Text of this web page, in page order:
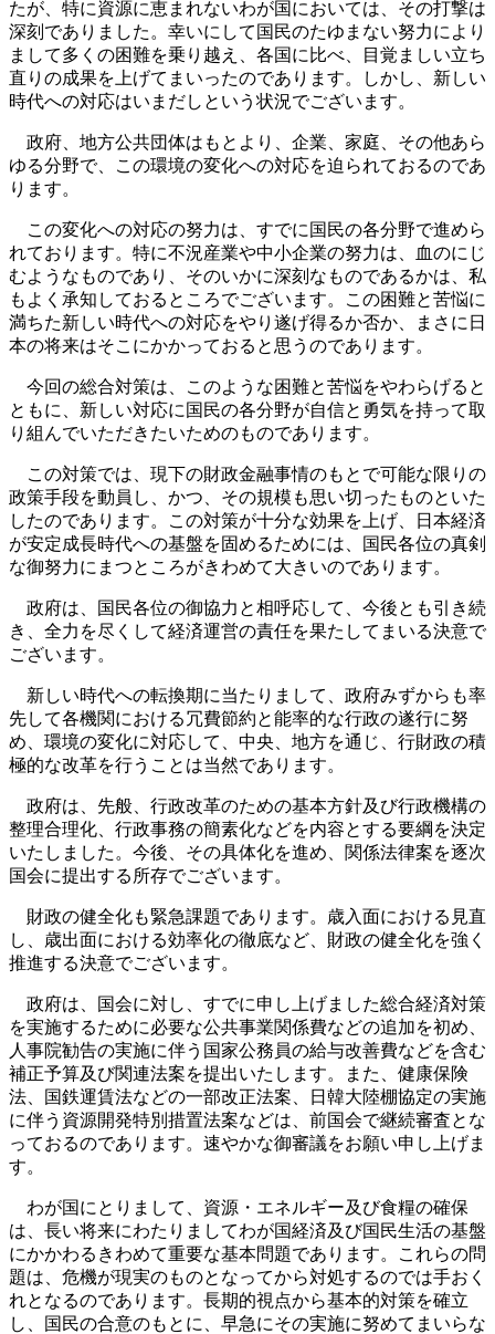
たが、特に資源に恵まれないわが国においては、その打撃は
深刻でありました。幸いにして国民のたゆまない努力により
まして多くの困難を乗り越え、各国に比べ、目覚ましい立ち
直りの成果を上げてまいったのであります。しかし、新しい
時代への対応はいまだしという状況でございます。
政府、地方公共団体はもとより、企業、家庭、その他あら
ゆる分野で、この環境の変化への対応を迫られておるのであ
ります。
この変化への対応の努力は、すでに国民の各分野で進めら
れております。特に不況産業や中小企業の努力は、血のにじ
むようなものであり、そのいかに深刻なものであるかは、私
もよく承知しておるところでございます。この困難と苦悩に
満ちた新しい時代への対応をやり遂げ得るか否か、まさに日
本の将来はそこにかかっておると思うのであります。
今回の総合対策は、このような困難と苦悩をやわらげると
ともに、新しい対応に国民の各分野が自信と勇気を持って取
り組んでいただきたいためのものであります。
この対策では、現下の財政金融事情のもとで可能な限りの
政策手段を動員し、かつ、その規模も思い切ったものといた
したのであります。この対策が十分な効果を上げ、日本経済
が安定成長時代への基盤を固めるためには、国民各位の真剣
な御努力にまつところがきわめて大きいのであります。
政府は、国民各位の御協力と相呼応して、今後とも引き続
き、全力を尽くして経済運営の責任を果たしてまいる決意で
ございます。
新しい時代への転換期に当たりまして、政府みずからも率
先して各機関における冗費節約と能率的な行政の遂行に努
め、環境の変化に対応して、中央、地方を通じ、行財政の積
極的な改革を行うことは当然であります。
政府は、先般、行政改革のための基本方針及び行政機構の
整理合理化、行政事務の簡素化などを内容とする要綱を決定
いたしました。今後、その具体化を進め、関係法律案を逐次
国会に提出する所存でございます。
財政の健全化も緊急課題であります。歳入面における見直
し、歳出面における効率化の徹底など、財政の健全化を強く
推進する決意でございます。
政府は、国会に対し、すでに申し上げました総合経済対策
を実施するために必要な公共事業関係費などの追加を初め、
人事院勧告の実施に伴う国家公務員の給与改善費などを含む
補正予算及び関連法案を提出いたします。また、健康保険
法、国鉄運賃法などの一部改正法案、日韓大陸棚協定の実施
に伴う資源開発特別措置法案などは、前国会で継続審査とな
っておるのであります。速やかな御審議をお願い申し上げま
す。
わが国にとりまして、資源・エネルギー及び食糧の確保
は、長い将来にわたりましてわが国経済及び国民生活の基盤
にかかわるきわめて重要な基本問題であります。これらの問
題は、危機が現実のものとなってから対処するのでは手おく
れとなるのであります。長期的視点から基本的対策を確立
し、国民の合意のもとに、早急にその実施に努めてまいらな